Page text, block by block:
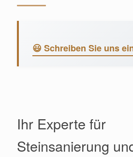
😃 Schreiben Sie uns
Ihr Experte für
Steinsanierung